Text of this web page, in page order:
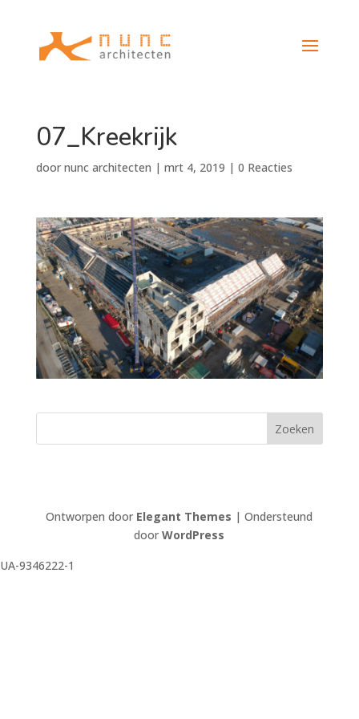
07_Kreekrijk
door nunc architecten | mrt 4, 2019 | 0 Reacties
Ontworpen door Elegant Themes | Ondersteund
doorWordPress
UA-9346222-1